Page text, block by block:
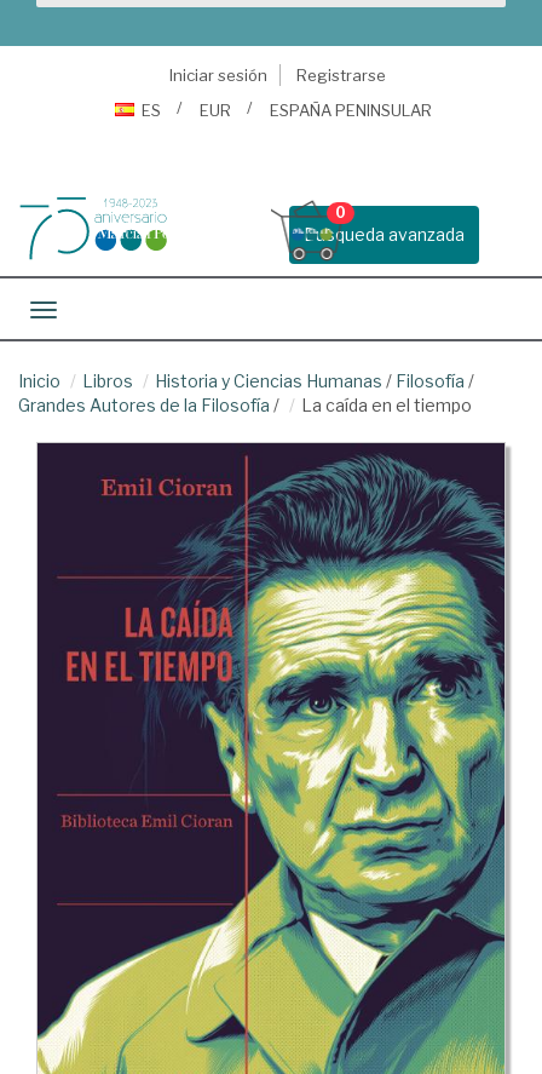
Iniciar sesión
Registrarse
ES
EUR ESPAÑA PENINSULAR
Busqueda avanzada
0
Toggle navigation
Inicio Libros Historia y Ciencias Humanas / Filosofía /
Grandes Autores de la Filosofía / La caída en el tiempo